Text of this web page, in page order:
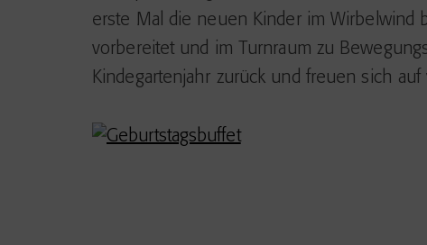
erste Mal die neuen Kinder im Wirbelwind
vorbereitet und im Turnraum zu
Kindegartenjahr zurück und freuen sich